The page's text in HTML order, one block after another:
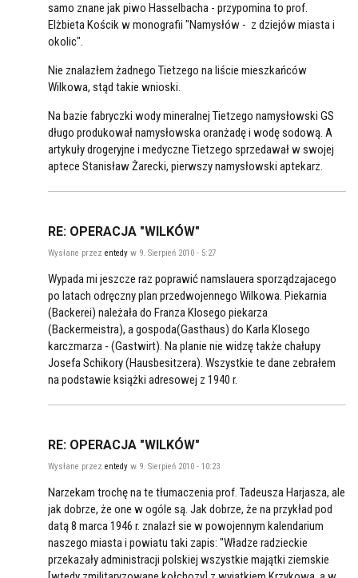
samo znane jak piwo Hasselbacha - przypomina to prof.
Elżbieta Kościk w monografii "Namysłów - z dziejów miasta i
okolic".
Nie znalazłem żadnego Tietzego na liście mieszkańców
Wilkowa, stąd takie wnioski.
Na bazie fabryczki wody mineralnej Tietzego namysłowski GS
długo produkował namysłowska oranżadę i wodę sodową. A
artykuły drogeryjne i medyczne Tietzego sprzedawał w swojej
aptece Stanisław Żarecki, pierwszy namysłowski aptekarz.
RE: OPERACJA "WILKÓW"
Wysłane przez entedy w 9. Sierpień 2010 - 5:27
Wypada mi jeszcze raz poprawić namslauera sporządzajacego
po latach odręczny plan przedwojennego Wilkowa. Piekarnia
(Backerei) należała do Franza Klosego piekarza
(Backermeistra), a gospoda(Gasthaus) do Karla Klosego
karczmarza - (Gastwirt). Na planie nie widzę także chałupy
Josefa Schikory (Hausbesitzera). Wszystkie te dane zebrałem
na podstawie książki adresowej z 1940 r.
RE: OPERACJA "WILKÓW"
Wysłane przez entedy w 9. Sierpień 2010 - 10:23
Narzekam trochę na te tłumaczenia prof. Tadeusza Harjasza, ale
jak dobrze, że one w ogóle są. Jak dobrze, że na przykład pod
datą 8 marca 1946 r. znalazł sie w powojennym kalendarium
naszego miasta i powiatu taki zapis: "Władze radzieckie
przekazały administracji polskiej wszystkie majątki ziemskie